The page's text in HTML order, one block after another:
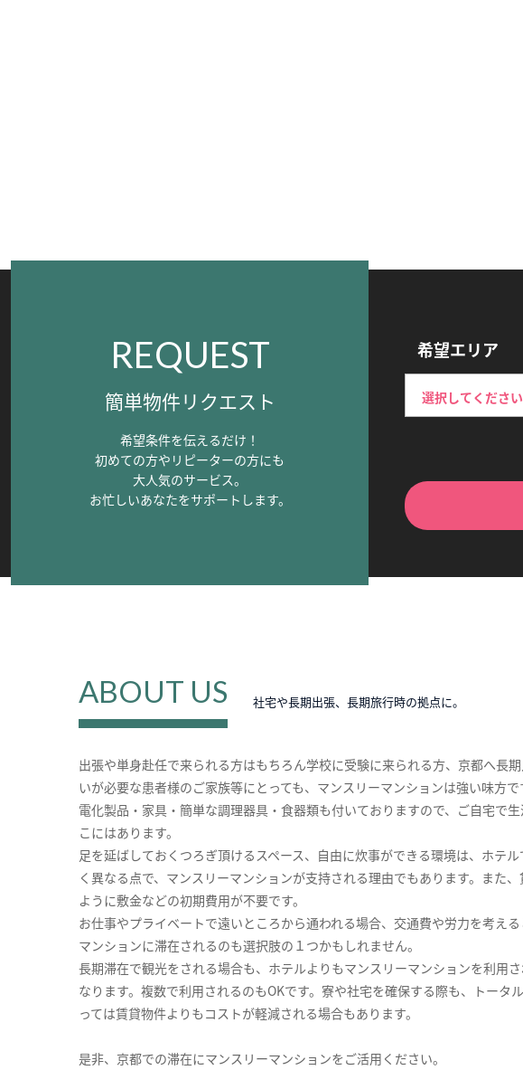
REQUEST
簡単物件リクエスト
希望条件を伝えるだけ！
初めての方やリピーターの方にも
大人気のサービス。
お忙しいあなたをサポートします。
希望エリア
ABOUT US 社宅や長期出張、長期旅行時の拠点に。
出張や単身赴任で来られる方はもちろん学校に受験に来られる方、京都へ長
いが必要な患者様のご家族等にとっても、マンスリーマンションは強い味方で
電化製品・家具・簡単な調理器具・食器類も付いておりますので、ご自宅で
こにはあります。
足を延ばしておくつろぎ頂けるスペース、自由に炊事ができる環境は、ホテ
く異なる点で、マンスリーマンションが支持される理由でもあります。また
ように敷金などの初期費用が不要です。
お仕事やプライベートで遠いところから通われる場合、交通費や労力を考え
マンションに滞在されるのも選択肢の１つかもしれません。
長期滞在で観光をされる場合も、ホテルよりもマンスリーマンションを利用
なります。複数で利用されるのもOKです。寮や社宅を確保する際も、トータ
っては賃貸物件よりもコストが軽減される場合もあります。
是非、京都での滞在にマンスリーマンションをご活用ください。